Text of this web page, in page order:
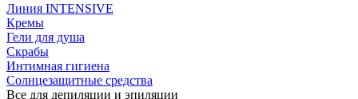
Линия INTENSIVE
Кремы
Гели для душа
Скрабы
Интимная гигиена
Солнцезащитные средства
Все для депиляции и эпиляции